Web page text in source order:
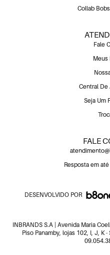
Collab
Fale
Meus
Central
Seja Um
FALE
Resposta em
DESENVOLVIDO POR
INBRANDS S.A | Avenida Maria
Piso Panamby, lojas 102, I, J, K